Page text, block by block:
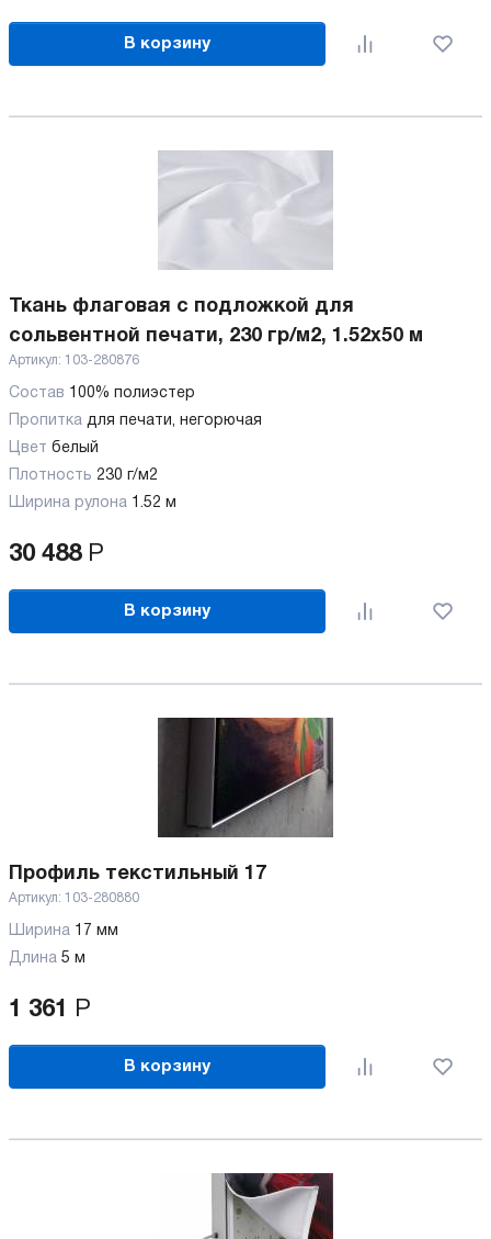
В корзину
Ткань флаговая с подложкой для
сольвентной печати, 230 гр/м2, 1.52х50 м
Артикул: 103-280876
Состав 100% полиэстер
Пропитка для печати, негорючая
Цвет белый
Плотность 230 г/м2
Ширина рулона 1.52 м
30 488 Р
В корзину
Профиль текстильный 17
Артикул: 103-280880
Ширина 17 мм
Длина 5 м
1 361 Р
В корзину